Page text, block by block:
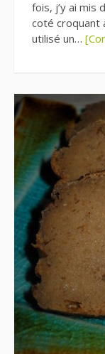
fois, j’y ai mis
coté croquant
utilisé un…